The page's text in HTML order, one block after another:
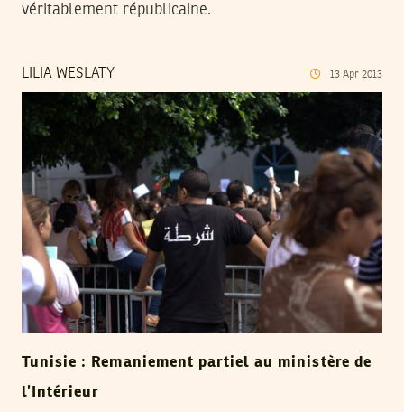
véritablement républicaine.
LILIA WESLATY 13 Apr 2013
Tunisie : Remaniement partiel au ministère de
l’Intérieur